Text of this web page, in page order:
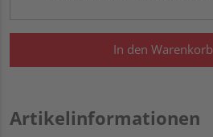
In den Warenkorb
Artikelinformationen